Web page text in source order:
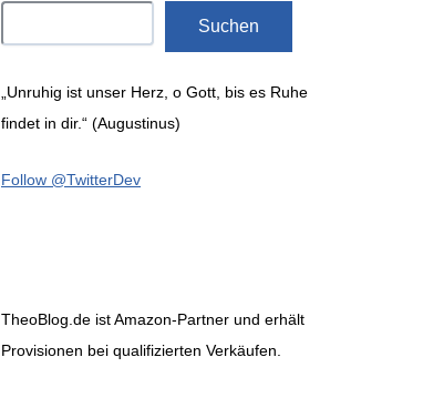
Suchen
„Unruhig ist unser Herz, o Gott, bis es Ruhe
findet in dir.“ (Augustinus)
Follow @TwitterDev
TheoBlog.de ist Amazon-Partner und erhält
Provisionen bei qualifizierten Verkäufen.